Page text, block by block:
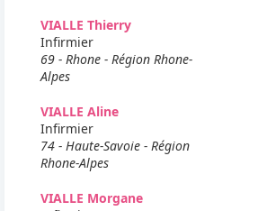
VIALLE Thierry
Infirmier
69 - Rhone - Région Rhone-
Alpes
VIALLE Aline
Infirmier
74 - Haute-Savoie - Région
Rhone-Alpes
VIALLE Morgane